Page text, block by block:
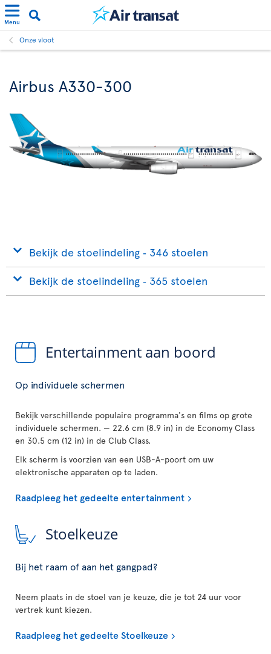
Menu
Onze vloot
Airbus A330-300
Bekijk de stoelindeling ‐ 346 stoelen
Bekijk de stoelindeling ‐ 365 stoelen
Entertainment aan boord
Op individuele schermen
Bekijk verschillende populaire programma's en films op grote
individuele schermen. — 22.6 cm (8.9 in) in de Economy Class
en 30.5 cm (12 in) in de Club Class.
Elk scherm is voorzien van een USB-A-poort om uw
elektronische apparaten op te laden.
Raadpleeg het gedeelte entertainment
Stoelkeuze
Bij het raam of aan het gangpad?
Neem plaats in de stoel van je keuze, die je tot 24 uur voor
vertrek kunt kiezen.
Raadpleeg het gedeelte Stoelkeuze